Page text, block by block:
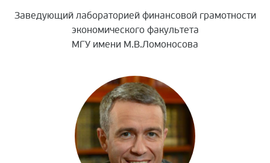
Заведующий лабораторией финансовой грамотности
экономического факультета
МГУ имени М.В.Ломоносова